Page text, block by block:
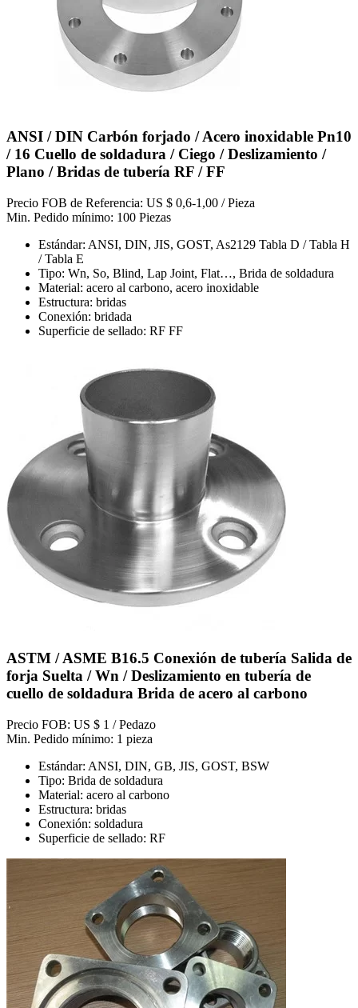
ANSI / DIN Carbón forjado / Acero inoxidable Pn10
/ 16 Cuello de soldadura / Ciego / Deslizamiento /
Plano / Bridas de tubería RF / FF
Precio FOB de Referencia: US $ 0,6-1,00 / Pieza
Min. Pedido mínimo: 100 Piezas
Estándar: ANSI, DIN, JIS, GOST, As2129 Tabla D / Tabla H
/ Tabla E
Tipo: Wn, So, Blind, Lap Joint, Flat…, Brida de soldadura
Material: acero al carbono, acero inoxidable
Estructura: bridas
Conexión: bridada
Superficie de sellado: RF FF
ASTM / ASME B16.5 Conexión de tubería Salida de
forja Suelta / Wn / Deslizamiento en tubería de
cuello de soldadura Brida de acero al carbono
Precio FOB: US $ 1 / Pedazo
Min. Pedido mínimo: 1 pieza
Estándar: ANSI, DIN, GB, JIS, GOST, BSW
Tipo: Brida de soldadura
Material: acero al carbono
Estructura: bridas
Conexión: soldadura
Superficie de sellado: RF